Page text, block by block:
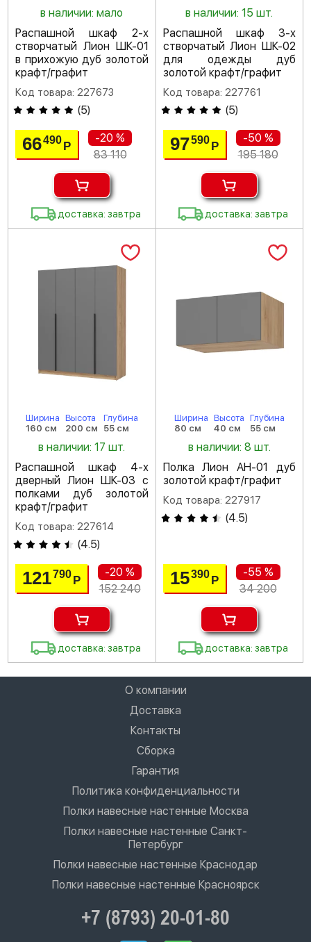
в наличии: мало
Распашной шкаф 2-х
створчатый Лион ШК-01
в прихожую дуб золотой
крафт/графит
Код товара: 227673
(5)
66490Р
-20 %
83 110
доставка: завтра
в наличии: 15 шт.
Распашной шкаф 3-х
створчатый Лион ШК-02
для одежды дуб
золотой крафт/графит
Код товара: 227761
(5)
97590 Р
-50 %
195 180
доставка: завтра
Ширина
160 см
Высота
200 см
Глубина
55 см
в наличии: 17 шт.
Распашной шкаф 4-х
дверный Лион ШК-03 с
полками дуб золотой
крафт/графит
Код товара: 227614
(4.5)
121790Р
-20 %
152 240
доставка: завтра
Ширина
80 см
Высота
40 см
Глубина
55 см
в наличии: 8 шт.
Полка Лион АН-01 дуб
золотой крафт/графит
Код товара: 227917
(4.5)
15390 Р
-55 %
34 200
доставка: завтра
О компании
Доставка
Контакты
Сборка
Гарантия
Политика конфиденциальности
Полки навесные настенные Москва
Полки навесные настенные Санкт-
Петербург
Полки навесные настенные Краснодар
Полки навесные настенные Красноярск
+7 (8793) 20-01-80